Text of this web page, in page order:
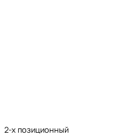
2-х позиционный